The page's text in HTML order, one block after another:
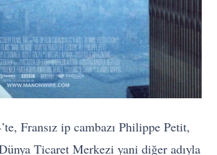
Fransız ip cambazı Philippe Petit,
Ticaret Merkezi yani diğer adıyla